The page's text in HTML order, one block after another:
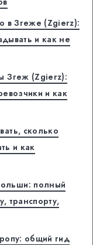
в Згеже (Zgierz):
и как не
Згеж (Zgierz):
и как
сколько
и как
полный
транспорту,
общий гид